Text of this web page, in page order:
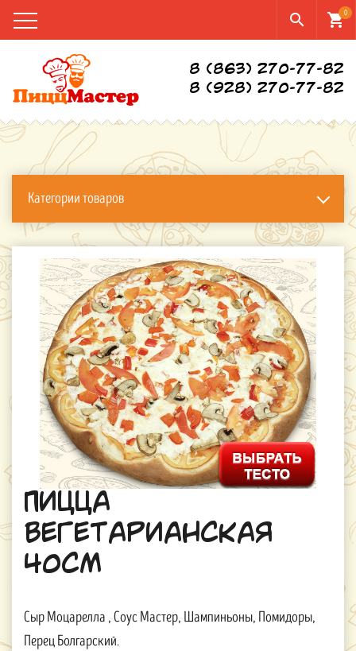
shopping_cart0
search
8 (863) 270-77-82
8 (928) 270-77-82
Категории товаров
Пицца
Вегетарианская
40см
Сыр Моцарелла , Соус Мастер, Шампиньоны, Помидоры,
Перец Болгарский.